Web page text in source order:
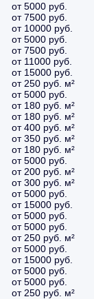
от 5000 руб.
от 7500 руб.
от 10000 руб.
от 5000 руб.
от 7500 руб.
от 11000 руб.
от 15000 руб.
от 250 руб. м²
от 5000 руб.
от 180 руб. м²
от 180 руб. м²
от 400 руб. м²
от 350 руб. м²
от 180 руб. м²
от 5000 руб.
от 200 руб. м²
от 300 руб. м²
от 5000 руб.
от 15000 руб.
от 5000 руб.
от 5000 руб.
от 250 руб. м²
от 5000 руб.
от 15000 руб.
от 5000 руб.
от 5000 руб.
от 250 руб. м²